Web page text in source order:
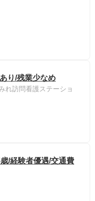
り/残業少なめ
れ訪問看護ステーショ
/経験者優遇/交通費